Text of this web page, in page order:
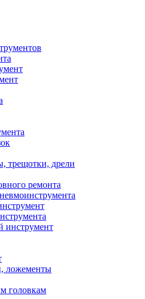
трещотки, дрели
ремонта
инструмент
ложементы
головкам